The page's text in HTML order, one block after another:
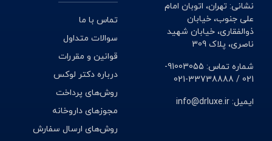
نشانی: تهران، اتوبان امام
علی جنوب، خیابان
ذوالفقاری، خیابان شهید
ناصری، پلاک 309
شماره تماس: 91003055-
021 / 33738888-021
ایمیل: info@drluxe.ir
تماس با ما
سوالات متداول
قوانین و مقررات
درباره دکتر لوکس
روش‌های پرداخت
مجوزهای داروخانه
روش‌های ارسال سفارش